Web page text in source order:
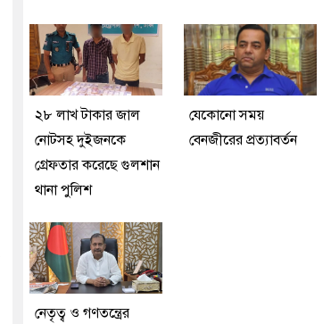
২৮ লাখ টাকার জাল
নোটসহ দুইজনকে
গ্রেফতার করেছে গুলশান
থানা পুলিশ
যেকোনো সময়
বেনজীরের প্রত্যাবর্তন
নেতৃত্ব ও গণতন্ত্রের